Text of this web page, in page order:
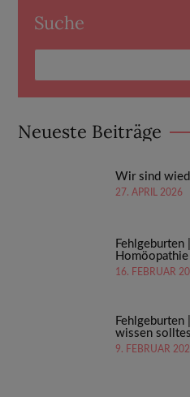
Suche
Neueste Beiträge
Wir sind
27. APRIL 2026
16. FEBRUAR
Fehlgeburten
wissen
9. FEBRUAR